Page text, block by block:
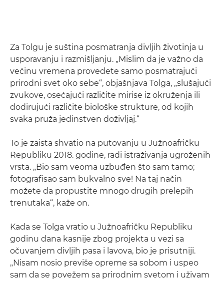
Za Tolgu je suština posmatranja divljih životinja u
usporavanju i razmišljanju. „Mislim da je važno da
većinu vremena provedete samo posmatrajući
prirodni svet oko sebe“, objašnjava Tolga, „slušajući
zvukove, osećajući različite mirise iz okruženja ili
dodirujući različite biološke strukture, od kojih
svaka pruža jedinstven doživljaj.“
To je zaista shvatio na putovanju u Južnoafričku
Republiku 2018. godine, radi istraživanja ugroženih
vrsta. „Bio sam veoma uzbuđen što sam tamo;
fotografisao sam bukvalno sve! Na taj način
možete da propustite mnogo drugih prelepih
trenutaka“, kaže on.
Kada se Tolga vratio u Južnoafričku Republiku
godinu dana kasnije zbog projekta u vezi sa
očuvanjem divljih pasa i lavova, bio je prisutniji.
„Nisam nosio previše opreme sa sobom i uspeo
sam da se povežem sa prirodnim svetom i uživam